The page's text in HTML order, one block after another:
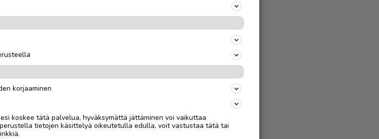
houkuttelee tunturipoluille niin
on paljon muustakin kuin
MAINOSJULKAISUN SISÄLTÖÄ5.9.2025
korjaaminen
koskee tätä palvelua, hyväksymättä jättäminen voi vaikuttaa
tietojen käsittelyä oikeutetulla edulla, voit vastustaa tätä tai